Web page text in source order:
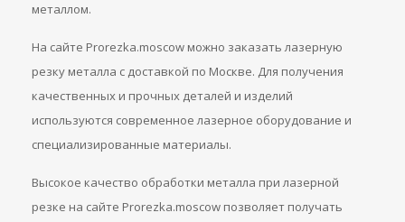
металлом.
На сайте Prorezka.moscow можно заказать лазерную
резку металла с доставкой по Москве. Для получения
качественных и прочных деталей и изделий
используются современное лазерное оборудование и
специализированные материалы.
Высокое качество обработки металла при лазерной
резке на сайте Prorezka.moscow позволяет получать